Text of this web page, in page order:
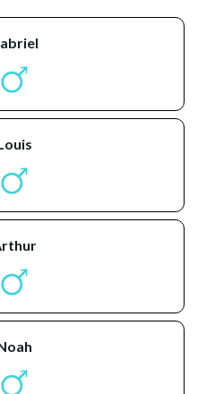
gabriel
louis
arthur
noah